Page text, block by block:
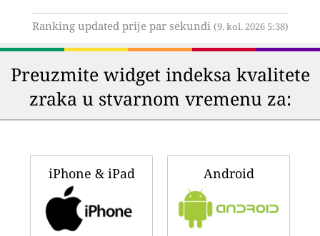
Ranking updated prije par sekundi (9. kol. 2026 5:38)
Preuzmite widget indeksa kvalitete
zraka u stvarnom vremenu za:
iPhone & iPad Android